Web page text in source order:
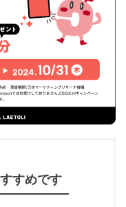
すめです